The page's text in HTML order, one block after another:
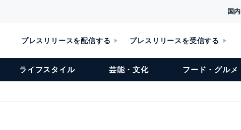
国内
プレスリリースを配信する プレスリリースを受信する
ライフスタイル 芸能・文化 フード・グルメ